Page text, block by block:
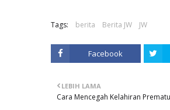
Tags: berita Berita JW JW
Facebook
LEBIH LAMA
Cara Mencegah Kelahiran